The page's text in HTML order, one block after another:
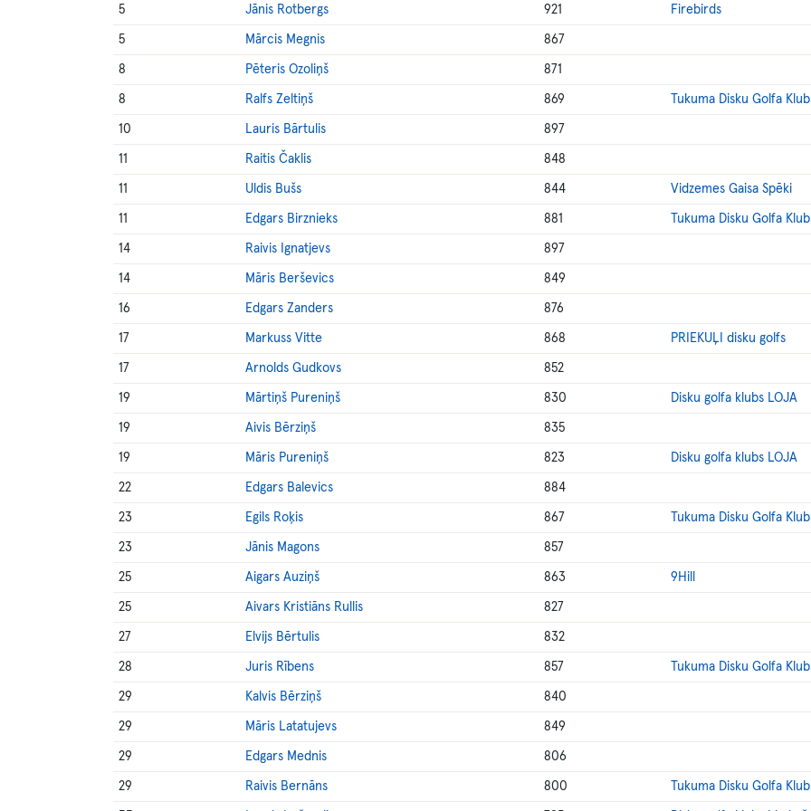
5 Jānis Rotbergs 921 Firebirds
5 Mārcis Megnis 867
8 Pēteris Ozoliņš 871
8 Ralfs Zeltiņš 869 Tukuma Disku Golfa
10 Lauris Bārtulis 897
11 Raitis Čaklis 848
11 Uldis Bušs 844 Vidzemes Gaisa Spēki
11 Edgars Birznieks 881 Tukuma Disku Golfa
14 Raivis Ignatjevs 897
14 Māris Berševics 849
16 Edgars Zanders 876
17 Markuss Vitte 868 PRIEKUĻI disku golfs
17 Arnolds Gudkovs 852
19 Mārtiņš Pureniņš 830 Disku golfa klubs LOJA
19 Aivis Bērziņš 835
19 Māris Pureniņš 823 Disku golfa klubs LOJA
22 Edgars Balevics 884
23 Egils Roķis 867 Tukuma Disku Golfa
23 Jānis Magons 857
25 Aigars Auziņš 863 9Hill
25 Aivars Kristiāns Rullis 827
27 Elvijs Bērtulis 832
28 Juris Rībens 857 Tukuma Disku Golfa
29 Kalvis Bērziņš 840
29 Māris Latatujevs 849
29 Edgars Mednis 806
29 Raivis Bernāns 800 Tukuma Disku Golfa